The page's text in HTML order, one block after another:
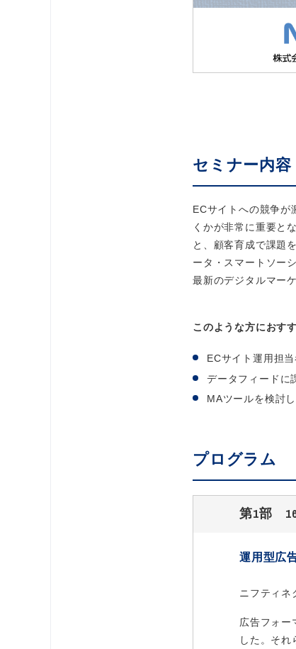
セミナー内容
ECサイトへの競争が
くかが非常に重要と
と、顧客育成で課題
ータ・スマートソー
最新のデジタルマー
このような方におす
ECサイト運用担
データフィードに
MAツールを検討
プログラム
第1部
運用型広
ニフティ
広告フォー
した。そ